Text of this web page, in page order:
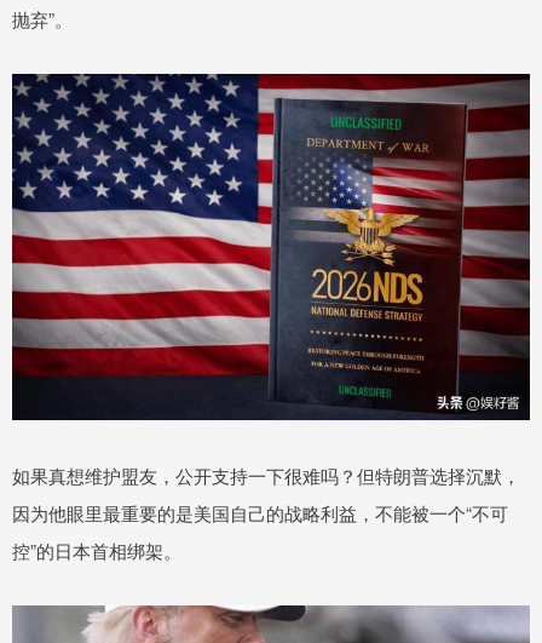
抛弃”。
如果真想维护盟友，公开支持一下很难吗？但特朗普选择沉默，
因为他眼里最重要的是美国自己的战略利益，不能被一个“不可
控”的日本首相绑架。